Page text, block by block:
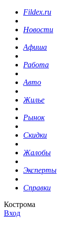
Fildex.ru
Новости
Афиша
Работа
Авто
Жилье
Рынок
Скидки
Жалобы
Эксперты
Справки
Кострома
Вход